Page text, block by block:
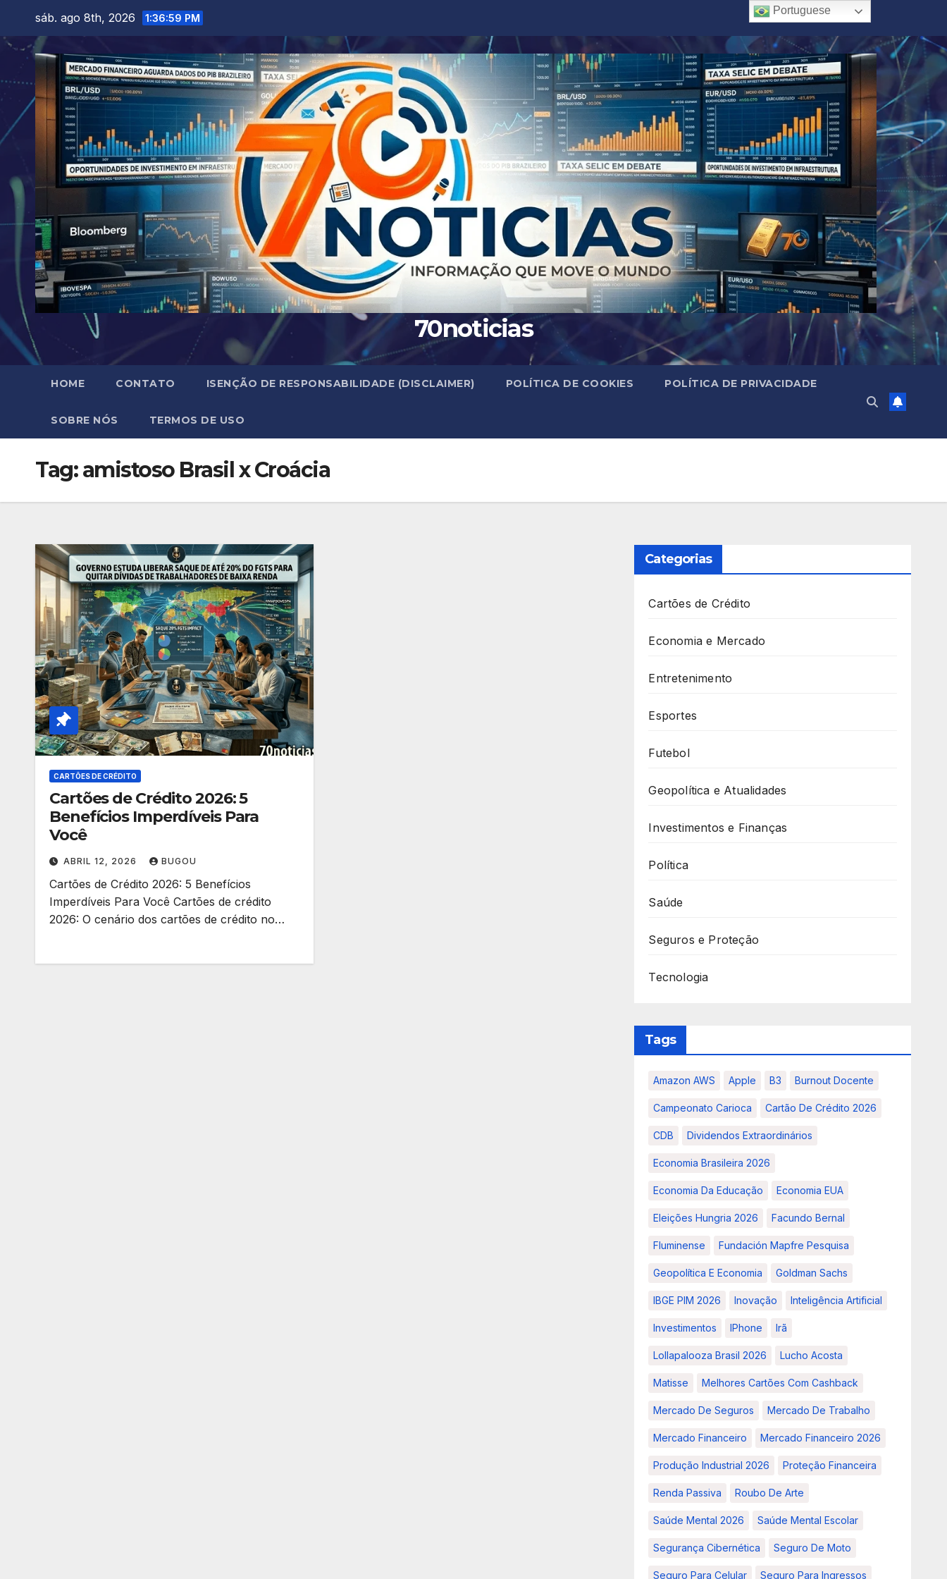
content
sáb. ago 8th, 2026 1:37:01 PM
70noticias
HOME CONTATO ISENÇÃO DE RESPONSABILIDADE (DISCLAIMER) POLÍTICA DE COOKIES POLÍTICA DE PRIVACIDADE
SOBRE NÓS TERMOS DE USO
Tag:amistoso Brasil x Croácia
CARTÕES DE CRÉDITO
Cartões de Crédito 2026: 5
Benefícios Imperdíveis Para
Você
ABRIL 12, 2026 BUGOU
Cartões de Crédito 2026: 5 Benefícios
Imperdíveis Para Você Cartões de crédito
2026: O cenário dos cartões de crédito no…
Categorias
Cartões de Crédito
Economia e Mercado
Entretenimento
Esportes
Futebol
Geopolítica e Atualidades
Investimentos e Finanças
Política
Saúde
Seguros e Proteção
Tecnologia
Tags
Amazon AWS Apple B3 Burnout Docente
Campeonato Carioca Cartão De Crédito 2026
CDB Dividendos Extraordinários
Economia Brasileira 2026
Economia Da Educação Economia EUA
Eleições Hungria 2026 Facundo Bernal
Fluminense Fundación Mapfre Pesquisa
Geopolítica E Economia Goldman Sachs
IBGE PIM 2026 Inovação Inteligência Artificial
Investimentos IPhone Irã
Lollapalooza Brasil 2026 Lucho Acosta
Matisse Melhores Cartões Com Cashback
Mercado De Seguros Mercado De Trabalho
Mercado Financeiro Mercado Financeiro 2026
Produção Industrial 2026 Proteção Financeira
Renda Passiva Roubo De Arte
Saúde Mental 2026 Saúde Mental Escolar
Segurança Cibernética Seguro De Moto
Seguro Para Celular Seguro Para Ingressos
Portuguese